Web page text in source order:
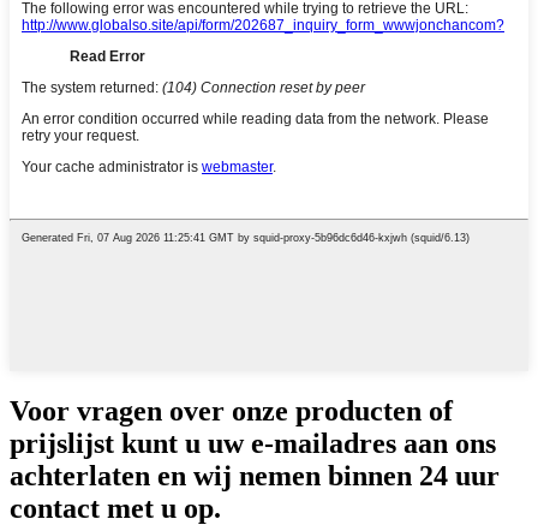
Voor vragen over onze producten of
prijslijst kunt u uw e-mailadres aan ons
achterlaten en wij nemen binnen 24 uur
contact met u op.